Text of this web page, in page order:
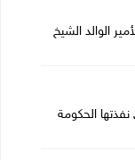
الوالد الشيخ
الحكومة